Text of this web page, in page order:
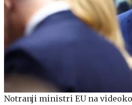
Notranji ministri EU na